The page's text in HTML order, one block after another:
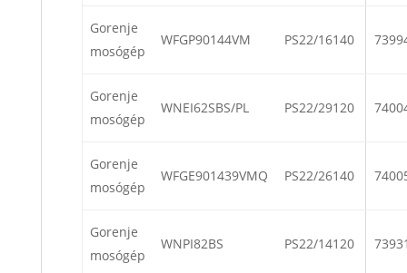
Gorenje
mosógép
WFGP90144VM PS22/16140
Gorenje
mosógép
WNEI62SBS/PL PS22/29120
Gorenje
mosógép
WFGE901439VMQ PS22/26140
Gorenje
mosógép
WNPI82BS PS22/14120